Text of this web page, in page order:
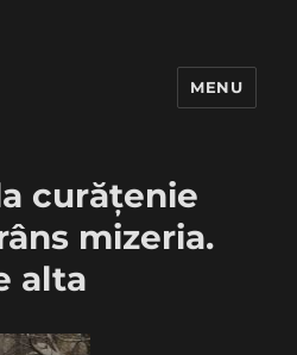
MENU
curățenie
mizeria.
alta